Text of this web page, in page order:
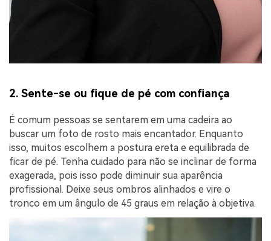
2. Sente-se ou fique de pé com confiança
É comum pessoas se sentarem em uma cadeira ao
buscar um foto de rosto mais encantador. Enquanto
isso, muitos escolhem a postura ereta e equilibrada de
ficar de pé. Tenha cuidado para não se inclinar de forma
exagerada, pois isso pode diminuir sua aparência
profissional. Deixe seus ombros alinhados e vire o
tronco em um ângulo de 45 graus em relação à objetiva.